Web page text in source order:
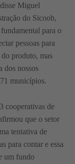
Miguel
do Sicoob,
para o
pessoas para
produto, mas
dos nossos
municípios.
cooperativas de
que o setor
tentativa de
para contar e essa
um fundo